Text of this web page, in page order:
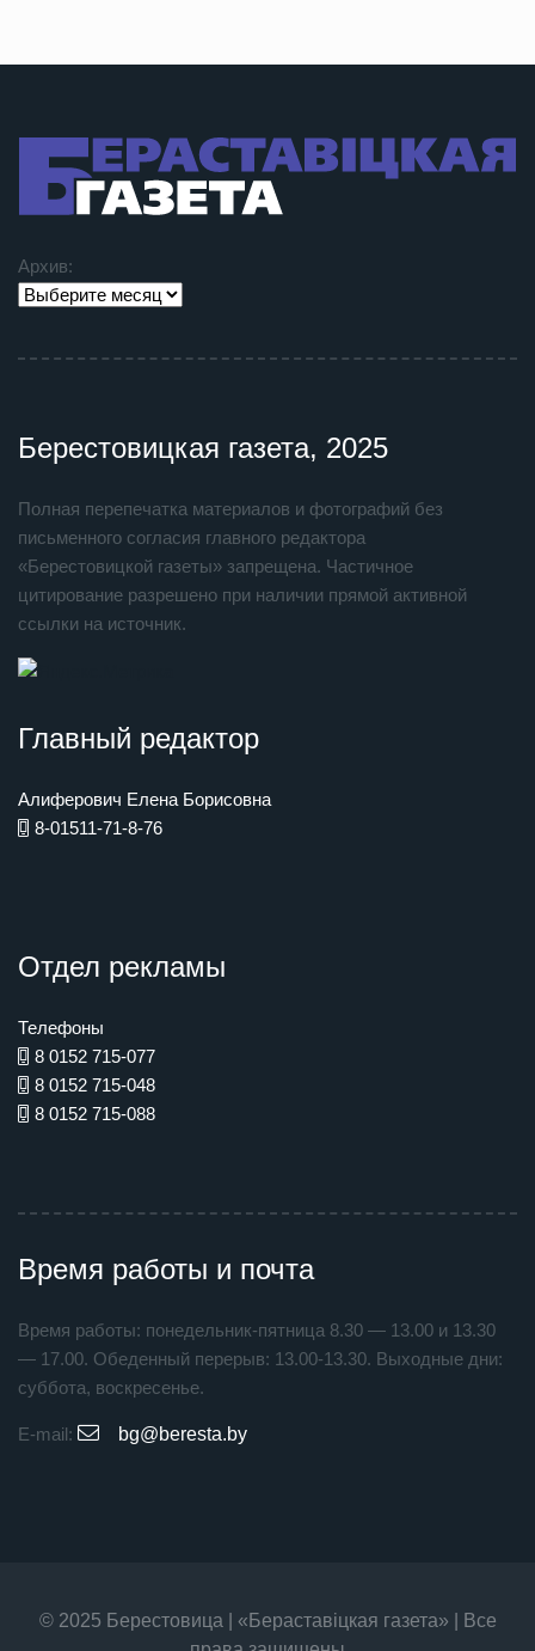
Архив:
Берестовицкая газета, 2025
Полная перепечатка материалов и фотографий без
письменного согласия главного редактора
«Берестовицкой газеты» запрещена. Частичное
цитирование разрешено при наличии прямой активной
ссылки на источник.
Главный редактор
Алиферович Елена Борисовна
8-01511-71-8-76
Отдел рекламы
Телефоны
8 0152 715-077
8 0152 715-048
8 0152 715-088
Время работы и почта
Время работы: понедельник-пятница 8.30 — 13.00 и 13.30
— 17.00. Обеденный перерыв: 13.00-13.30. Выходные дни:
суббота, воскресенье.
E-mail: bg@beresta.by
© 2025 Берестовица | «Бераставiцкая газета» | Все